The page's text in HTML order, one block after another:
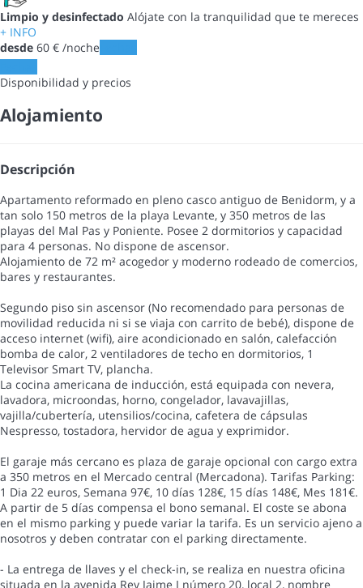
Limpio y desinfectado Alójate con la tranquilidad que te mereces
+ INFO
desde 60 € /noche
Disponibilidad y precios
Alojamiento
Descripción
Apartamento reformado en pleno casco antiguo de Benidorm, y a
tan solo 150 metros de la playa Levante, y 350 metros de las
playas del Mal Pas y Poniente. Posee 2 dormitorios y capacidad
para 4 personas. No dispone de ascensor.
Alojamiento de 72 m² acogedor y moderno rodeado de comercios,
bares y restaurantes.
Segundo piso sin ascensor (No recomendado para personas de
movilidad reducida ni si se viaja con carrito de bebé), dispone de
acceso internet (wifi), aire acondicionado en salón, calefacción
bomba de calor, 2 ventiladores de techo en dormitorios, 1
Televisor Smart TV, plancha.
La cocina americana de inducción, está equipada con nevera,
lavadora, microondas, horno, congelador, lavavajillas,
vajilla/cubertería, utensilios/cocina, cafetera de cápsulas
Nespresso, tostadora, hervidor de agua y exprimidor.
El garaje más cercano es plaza de garaje opcional con cargo extra
a 350 metros en el Mercado central (Mercadona). Tarifas Parking:
1 Dia 22 euros, Semana 97€, 10 días 128€, 15 días 148€, Mes 181€.
A partir de 5 días compensa el bono semanal. El coste se abona
en el mismo parking y puede variar la tarifa. Es un servicio ajeno a
nosotros y deben contratar con el parking directamente.
- La entrega de llaves y el check-in, se realiza en nuestra oficina
situada en la avenida Rey Jaime I número 20, local 2, nombre